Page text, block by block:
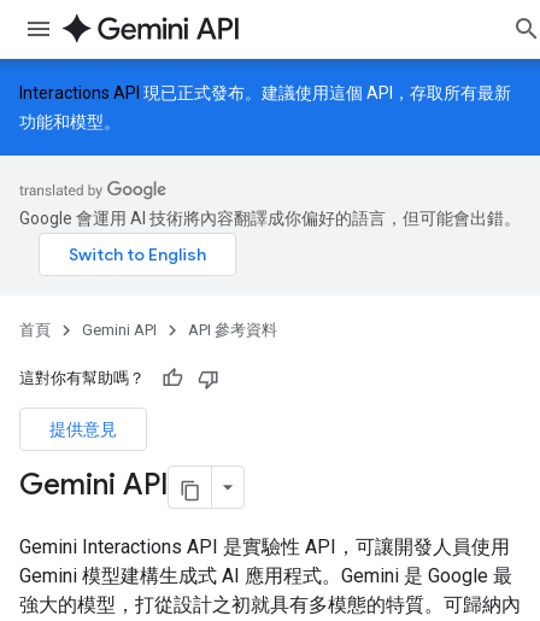
Interactions API 現已正式發布。建議使用這個 API，存取所有最新
功能和模型。
Google 會運用 AI 技術將內容翻譯成你偏好的語言，但可能會出錯。
首頁 Gemini API API 參考資料
這對你有幫助嗎？
提供意見
Gemini API
Gemini Interactions API 是實驗性 API，可讓開發人員使用
Gemini 模型建構生成式 AI 應用程式。Gemini 是 Google 最
強大的模型，打從設計之初就具有多模態的特質。可歸納內